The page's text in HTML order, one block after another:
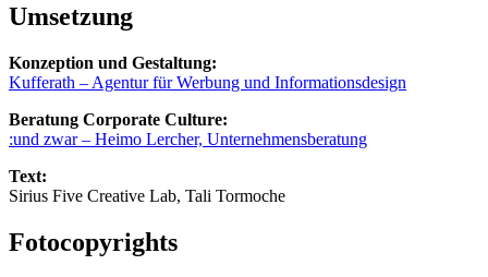
Umsetzung
Konzeption und Gestaltung:
Kufferath – Agentur für Werbung und Informationsdesign
Beratung Corporate Culture:
:und zwar – Heimo Lercher, Unternehmensberatung
Text:
Sirius Five Creative Lab, Tali Tormoche
Fotocopyrights